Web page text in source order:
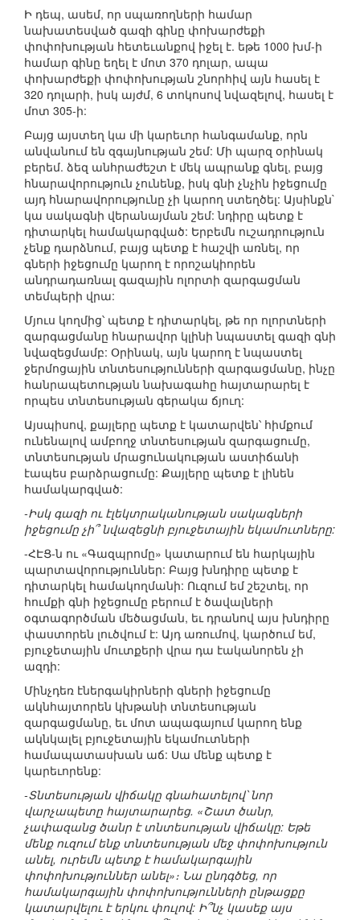
Ի դեպ, ասեմ, որ սպառողների համար
նախատեսված գազի գինը փոխարժեքի
փոփոխության հետեւանքով իջել է. եթե 1000 խմ-ի
համար գինը եղել է մոտ 370 դոլար, ապա
փոխարժեքի փոփոխության շնորհիվ այն հասել է
320 դոլարի, իսկ այժմ, 6 տոկոսով նվազելով, հասել է
մոտ 305-ի:
Բայց այստեղ կա մի կարեւոր հանգամանք, որն
անվանում են զգայնության շեմ: Մի պարզ օրինակ
բերեմ. ձեզ անհրաժեշտ է մեկ ապրանք գնել, բայց
հնարավորություն չունենք, իսկ գնի չնչին իջեցումը
այդ հնարավորությունը չի կարող ստեղծել: Այսինքն`
կա սակագնի վերանայման շեմ: նդիրը պետք է
դիտարկել համակարգված: Երբեմն ուշադրություն
չենք դարձնում, բայց պետք է հաշվի առնել, որ
գների իջեցումը կարող է որոշակիորեն
անդրադառնալ գազային ոլորտի զարգացման
տեմպերի վրա:
Մյուս կողմից՝ պետք է դիտարկել, թե որ ոլորտների
զարգացմանը հնարավոր կլինի նպաստել գազի գնի
նվազեցմամբ: Օրինակ, այն կարող է նպաստել
ջերմոցային տնտեսությունների զարգացմանը, ինչը
հանրապետության նախագահը հայտարարել է
որպես տնտեսության գերակա ճյուղ:
Այսպիսով, քայլերը պետք է կատարվեն՝ հիմքում
ունենալով ամբողջ տնտեսության զարգացումը,
տնտեսության մրացունակության աստիճանի
էապես բարձրացումը: Քայլերը պետք է լինեն
համակարգված:
-Իսկ գազի ու էլեկտրականության սակագների
իջեցումը չի՞ նվազեցնի բյուջետային եկամուտները:
-ՀԷՑ-ն ու «Գազպրոմը» կատարում են հարկային
պարտավորություններ: Բայց խնդիրը պետք է
դիտարկել համակողմանի: Ուզում եմ շեշտել, որ
հումքի գնի իջեցումը բերում է ծավալների
օգտագործման մեծացման, եւ դրանով այս խնդիրը
փաստորեն լուծվում է: Այդ առումով, կարծում եմ,
բյուջետային մուտքերի վրա դա էականորեն չի
ազդի:
Մինչդեռ էներգակիրների գների իջեցումը
ակնհայտորեն կխթանի տնտեսության
զարգացմանը, եւ մոտ ապագայում կարող ենք
ակնկալել բյուջետային եկամուտների
համապատասխան աճ: Սա մենք պետք է
կարեւորենք:
-Տնտեսության վիճակը գնահատելով՝ նոր
վարչապետը հայտարարեց. «Շատ ծանր,
չափազանց ծանր է տնտեսության վիճակը: Եթե
մենք ուզում ենք տնտեսության մեջ փոփոխություն
անել, ուրեմն պետք է համակարգային
փոփոխություններ անել»։ Նա ընդգծեց, որ
համակարգային փոփոխությունների ընթացքը
կատարվելու է երկու փուլով: Ի՞նչ կասեք այս